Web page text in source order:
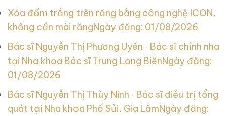
Xóa đốm trắng trên răng bằng công nghệ ICON,
không cần mài răngNgày đăng: 01/08/2026
Bác sĩ Nguyễn Thị Phương Uyên ‑ Bác sĩ chỉnh nha
tại Nha khoa Bác sĩ Trung Long BiênNgày đăng:
01/08/2026
Bác sĩ Nguyễn Thị Thùy Ninh ‑ Bác sĩ điều trị tổng
quát tại Nha khoa Phố Sủi, Gia LâmNgày đăng: